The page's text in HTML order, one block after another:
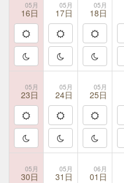
05月
16日
05月
17日
05月
18日
05月
23日
05月
24日
05月
25日
05月
30日
05月
31日
06月
01日